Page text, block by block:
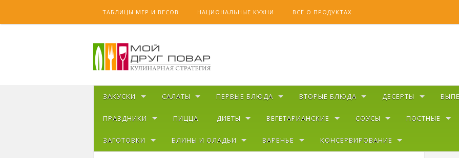
ТАБЛИЦЫ МЕР И ВЕСОВ НАЦИОНАЛЬНЫЕ КУХНИ ВСЁ О ПРОДУКТАХ
ЗАКУСКИ САЛАТЫ ПЕРВЫЕ БЛЮДА ВТОРЫЕ БЛЮДА ДЕСЕРТЫ
ПРАЗДНИКИ ПИЦЦА ДИЕТЫ ВЕГЕТАРИАНСКИЕ СОУСЫ ПОСТНЫЕ
ЗАГОТОВКИ БЛИНЫ И ОЛАДЬИ ВАРЕНЬЕ КОНСЕРВИРОВАНИЕ